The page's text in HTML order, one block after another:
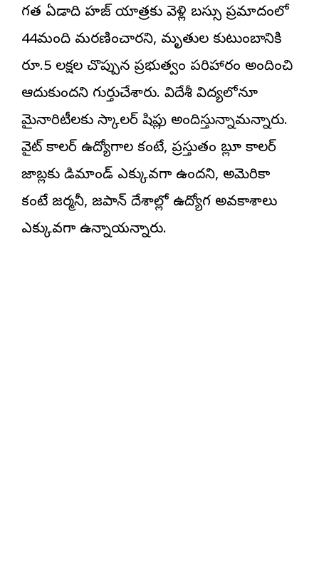
గత ఏడాది హజ్ యాత్రకు వెళ్లి బస్సు ప్రమాదంలో
44మంది మరణించారని, మృతుల కుటుంబానికి
రూ.5 లక్షల చొప్పున ప్రభుత్వం పరిహారం అందించి
ఆదుకుందని గుర్తుచేశారు. విదేశీ విద్యలోనూ
మైనారిటీలకు స్కాలర్ షిప్లు అందిస్తున్నామన్నారు.
వైట్ కాలర్ ఉద్యోగాల కంటే, ప్రస్తుతం బ్లూ కాలర్
జాబ్లకు డిమాండ్ ఎక్కువగా ఉందని, అమెరికా
కంటే జర్మనీ, జపాన్ దేశాల్లో ఉద్యోగ అవకాశాలు
ఎక్కువగా ఉన్నాయన్నారు.